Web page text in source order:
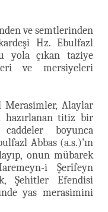
ve semtlerinden
Hz. Ebulfazl
yola çıkan taziye
ve mersiyeleri
Alaylar
hazırlanan titiz bir
boyunca
Abbas (a.s.)'ın
onun mübarek
i Şerîfeyn
Şehitler Efendisi
yas merasimini